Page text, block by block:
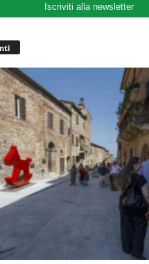
Iscriviti alla newsletter